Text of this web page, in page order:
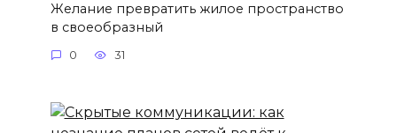
Желание превратить жилое пространство
в своеобразный
0 31